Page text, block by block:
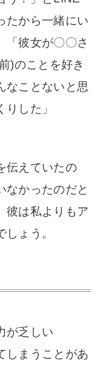
たから一緒にい
「彼女が〇〇さ
)のことを好き
なことないと思
した」
伝えていたの
なかったのだと
彼は私よりもア
しょう 。
が乏しい
しまうことがあ